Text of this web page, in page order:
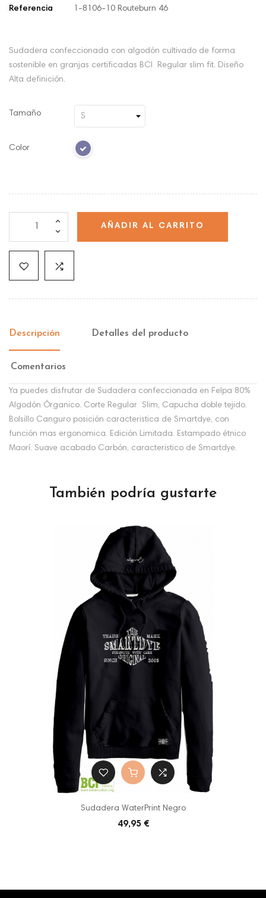
Referencia 1-8106-10 Routeburn 46
Sudadera confeccionada con algodón cultivado de forma
sostenible en granjas certificadas BCI Regular slim fit. Diseño
Alta definición.
Tamaño
Color
AÑADIR AL CARRITO
Descripción Detalles del producto
Comentarios
Ya puedes disfrutar de Sudadera confeccionada en Felpa 80%
Algodón Órganico. Corte Regular Slim, Capucha doble tejido.
Bolsillo Canguro posición caracteristica de Smartdye, con
función mas ergonomica. Edición Limitada. Estampado étnico
Maorí. Suave acabado Carbón, caracteristico de Smartdye.
También podría gustarte
Sudadera WaterPrint Negro
49,95 €